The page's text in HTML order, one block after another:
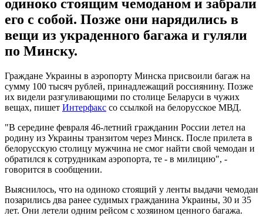
одиноко стоящим чемоданом и забрали
его с собой. Позже они нарядились в
вещи из украденного багажа и гуляли
по Минску.
Граждане Украины в аэропорту Минска присвоили багаж на
сумму 100 тысяч рублей, принадлежащий россиянину. Позже
их видели разгуливающими по столице Беларуси в чужих
вещах, пишет Интерфакс со ссылкой на белорусское МВД.
"В середине февраля 46-летний гражданин России летел на
родину из Украины транзитом через Минск. После прилета в
белорусскую столицу мужчина не смог найти свой чемодан и
обратился к сотрудникам аэропорта, те - в милицию", -
говорится в сообщении.
Выяснилось, что на одиноко стоящий у ленты выдачи чемодан
позарились два ранее судимых гражданина Украины, 30 и 35
лет. Они летели одним рейсом с хозяином ценного багажа.